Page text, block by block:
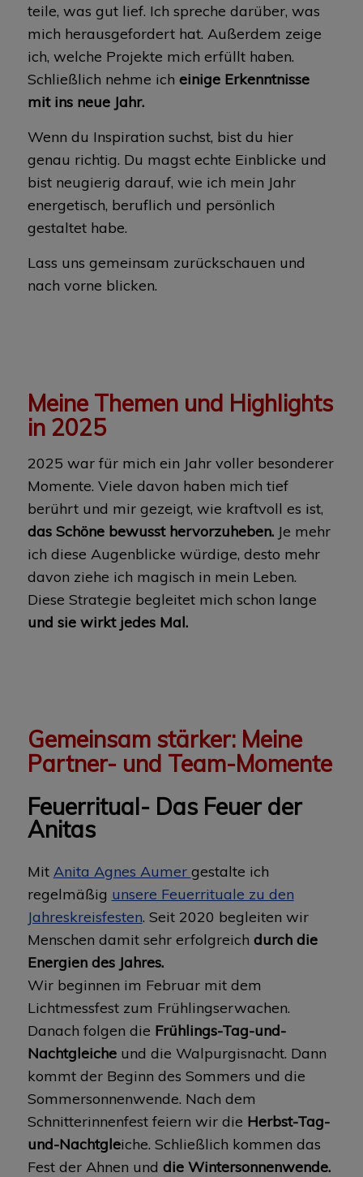
teile, was gut lief. Ich spreche darüber, was
mich herausgefordert hat. Außerdem zeige
ich, welche Projekte mich erfüllt haben.
Schließlich nehme ich einige Erkenntnisse
mit ins neue Jahr.
Wenn du Inspiration suchst, bist du hier
genau richtig. Du magst echte Einblicke und
bist neugierig darauf, wie ich mein Jahr
energetisch, beruflich und persönlich
gestaltet habe.
Lass uns gemeinsam zurückschauen und
nach vorne blicken.
Meine Themen und Highlights
in 2025
2025 war für mich ein Jahr voller besonderer
Momente. Viele davon haben mich tief
berührt und mir gezeigt, wie kraftvoll es ist,
das Schöne bewusst hervorzuheben.Je mehr
ich diese Augenblicke würdige, desto mehr
davon ziehe ich magisch in mein Leben.
Diese Strategie begleitet mich schon lange
und sie wirkt jedes Mal.
Gemeinsam stärker: Meine
Partner- und Team-Momente
Feuerritual- Das Feuer der
Anitas
Mit Anita Agnes Aumer gestalte ich
regelmäßig unsere Feuerrituale zu den
Jahreskreisfesten. Seit 2020 begleiten wir
Menschen damit sehr erfolgreich durch die
Energien des Jahres.
Wir beginnen im Februar mit dem
Lichtmessfest zum Frühlingserwachen.
Danach folgen die Frühlings-Tag-und-
Nachtgleicheund die Walpurgisnacht. Dann
kommt der Beginn des Sommers und die
Sommersonnenwende. Nach dem
Schnitterinnenfest feiern wir die Herbst-Tag-
und-Nachtgleiche. Schließlich kommen das
Fest der Ahnen und die Wintersonnenwende.